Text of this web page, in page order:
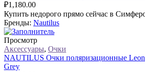
₽1,180.00
Купить недорого прямо сейчас в
Бренды: Nautilus
Просмотр
Аксессуары, Очки
NAUTILUS Очки поляризационные
Grey